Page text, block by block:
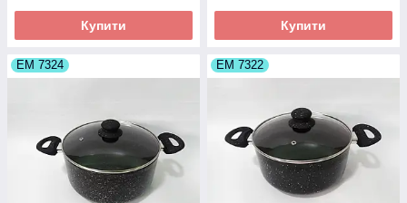
Купити Купити
ЕМ 7324 ЕМ 7322